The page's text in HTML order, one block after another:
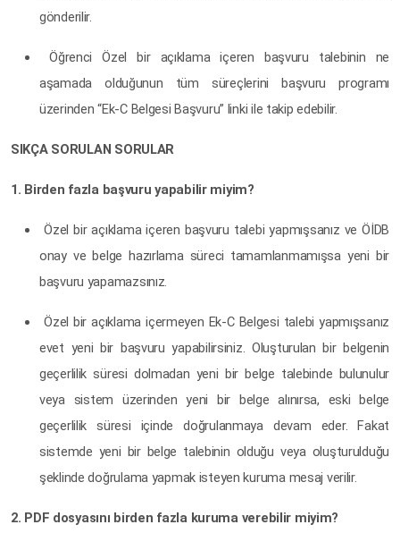
gönderilir.
Öğrenci Özel bir açıklama içeren başvuru talebinin ne
aşamada olduğunun tüm süreçlerini başvuru programı
üzerinden “Ek-C Belgesi Başvuru” linki ile takip edebilir.
SIKÇA SORULAN SORULAR
1. Birden fazla başvuru yapabilir miyim?
Özel bir açıklama içeren başvuru talebi yapmışsanız ve ÖİDB
onay ve belge hazırlama süreci tamamlanmamışsa yeni bir
başvuru yapamazsınız.
Özel bir açıklama içermeyen Ek-C Belgesi talebi yapmışsanız
evet yeni bir başvuru yapabilirsiniz. Oluşturulan bir belgenin
geçerlilik süresi dolmadan yeni bir belge talebinde bulunulur
veya sistem üzerinden yeni bir belge alınırsa, eski belge
geçerlilik süresi içinde doğrulanmaya devam eder. Fakat
sistemde yeni bir belge talebinin olduğu veya oluşturulduğu
şeklinde doğrulama yapmak isteyen kuruma mesaj verilir.
2. PDF dosyasını birden fazla kuruma verebilir miyim?